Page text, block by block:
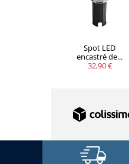
Spot LED
encastré de...
32,90 €